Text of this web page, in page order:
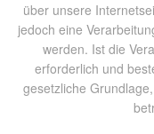
KONTAKT
ÖFFNUNGSZEITEN
über unsere
jedoch eine
werden. Ist die
erforderlich und
gesetzliche